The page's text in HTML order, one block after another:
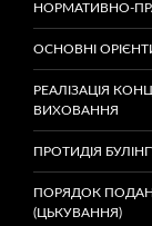
НОРМАТИВНО-
ОСНОВНІ
РЕАЛІЗАЦІЯ
ВИХОВАННЯ
ПРОТИДІЯ
ПОРЯДОК
(ЦЬКУВАННЯ)